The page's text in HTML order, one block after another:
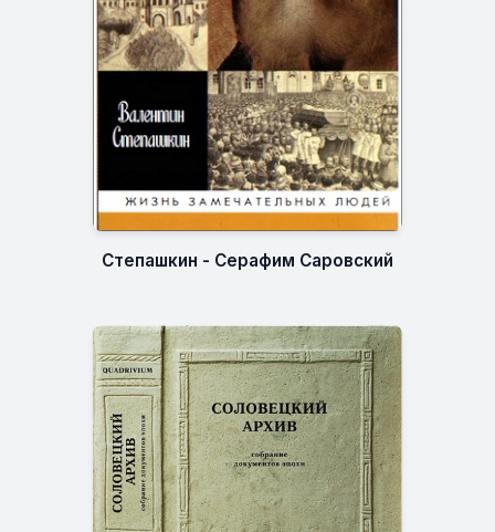
Степашкин - Серафим Саровский